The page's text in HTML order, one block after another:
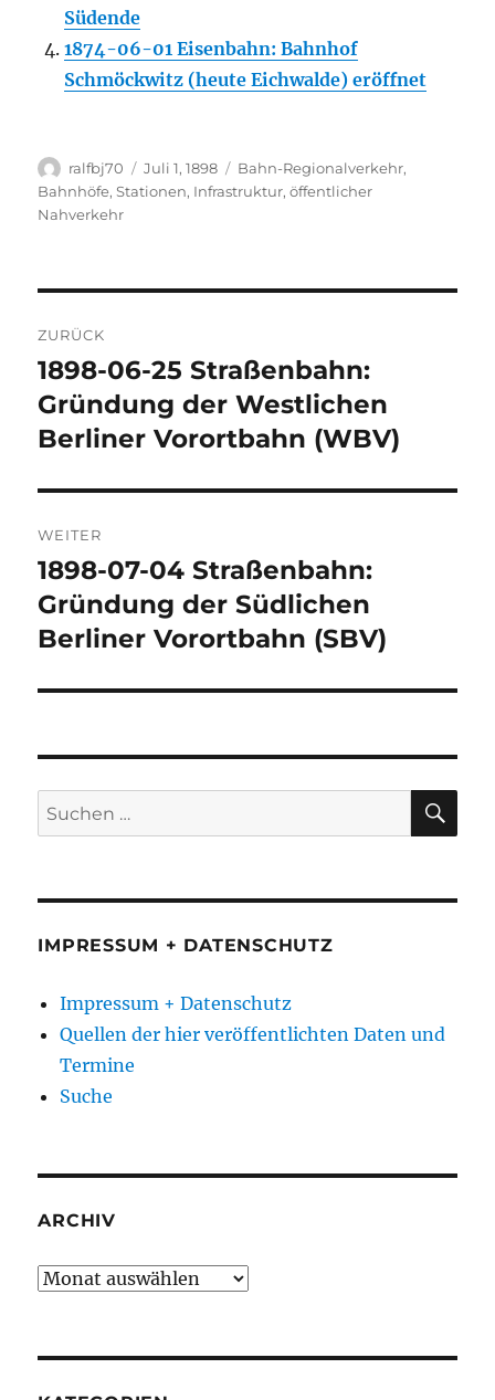
Südende
1874-06-01 Eisenbahn: Bahnhof
Schmöckwitz (heute Eichwalde) eröffnet
Autor
ralfbj70
Veröffentlicht
am
Juli 1, 1898 Kategorien
Bahn-Regionalverkehr,
Bahnhöfe, Stationen, Infrastruktur,öffentlicher
Nahverkehr
ZURÜCK
Vorheriger
Beitrag:
1898-06-25 Straßenbahn:
Gründung der Westlichen
Berliner Vorortbahn (WBV)
WEITER
Nächster
Beitrag:
1898-07-04 Straßenbahn:
Gründung der Südlichen
Berliner Vorortbahn (SBV)
Suchen
nach:
IMPRESSUM + DATENSCHUTZ
Impressum + Datenschutz
Quellen der hier veröffentlichten Daten und
Termine
Suche
ARCHIV
Archiv